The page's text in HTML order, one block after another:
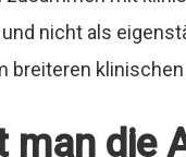
und nicht als
breiteren
man die